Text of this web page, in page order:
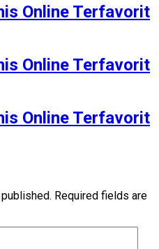
Online Terfavorit
Online Terfavorit
Online Terfavorit
Required fields are